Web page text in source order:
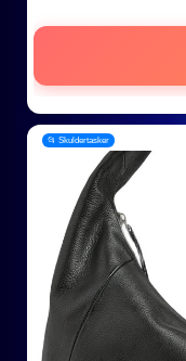
📂 Skuldertasker